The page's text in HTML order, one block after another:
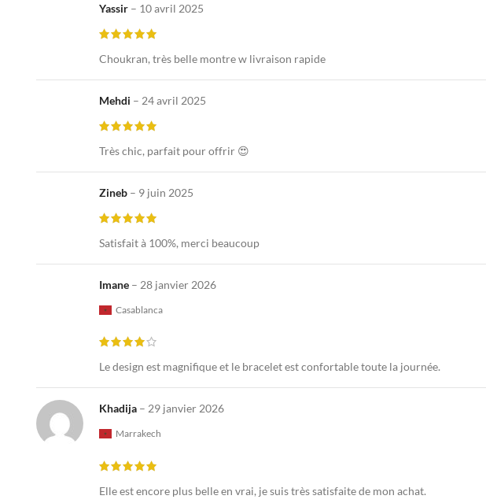
Yassir – 10 avril 2025
Choukran, très belle montre w livraison rapide
Mehdi – 24 avril 2025
Très chic, parfait pour offrir 😍
Zineb – 9 juin 2025
Satisfait à 100%, merci beaucoup
Imane – 28 janvier 2026
Casablanca
Le design est magnifique et le bracelet est confortable toute la journée.
Khadija – 29 janvier 2026
Marrakech
Elle est encore plus belle en vrai, je suis très satisfaite de mon achat.